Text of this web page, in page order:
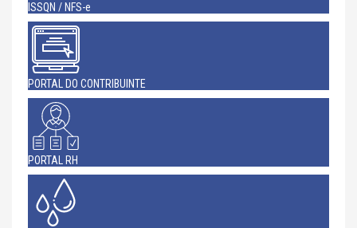
ISSQN / NFS-e
PORTAL DO CONTRIBUINTE
PORTAL RH